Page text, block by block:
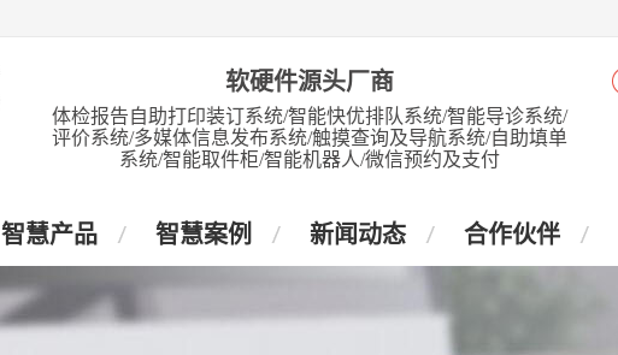
软硬件源头厂商
体检报告自助打印装订系统/智能快优排队系统/智能导诊系统/
评价系统/多媒体信息发布系统/触摸查询及导航系统/自助填单
系统/智能取件柜/智能机器人/微信预约及支付
智慧产品 智慧案例 新闻动态 合作伙伴